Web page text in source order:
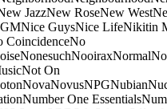
JazzNew RoseNew West
Nice GuysNice LifeNikitin
CoincidenceNo
NonesuchNooiraxNormal
Not On
NovaNovusNPGNubian
Number One Essentials